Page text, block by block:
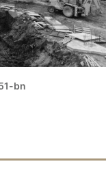
bn